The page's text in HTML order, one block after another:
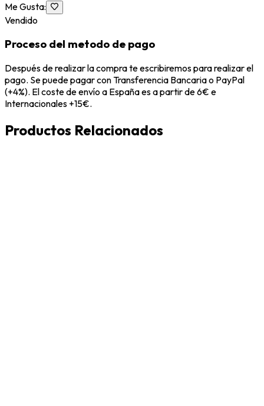
Me Gusta:
Vendido
Proceso del metodo de pago
Después de realizar la compra te escribiremos para realizar el
pago. Se puede pagar con Transferencia Bancaria o PayPal
(+4%). El coste de envío a España es a partir de 6€ e
Internacionales +15€.
Productos Relacionados